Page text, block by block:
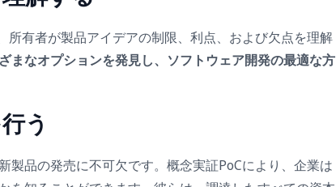
所有者が製品アイデアの制限、利点、および欠点を理解
まなオプションを発見し、ソフトウェア開発の最適な方
う
製品の発売に不可欠です。概念実証PoCにより、企業は